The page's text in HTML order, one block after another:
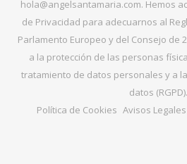
hola@angelsantamaria.com. Hemos
de Privacidad para adecuarnos al
Parlamento Europeo y del Consejo de
a la protección de las personas
tratamiento de datos personales y a
datos (RGPD).
Política de Cookies Avisos Legales